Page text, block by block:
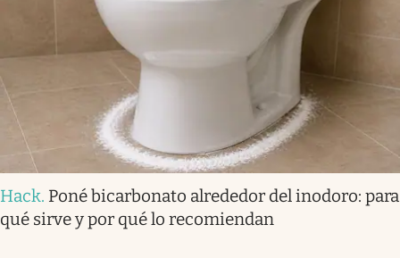
Hack. Poné bicarbonato alrededor del inodoro: para
qué sirve y por qué lo recomiendan